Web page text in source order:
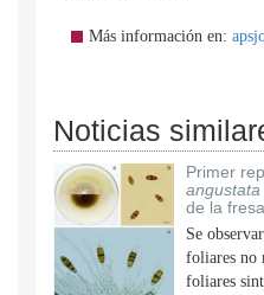
Más información en:
Noticias
Primer
angustata
de la fresa
Se
foliares no
foliares